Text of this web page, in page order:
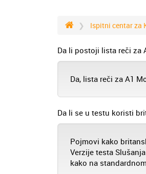
Ispitni centar za
Da li postoji lista reči za
Da, lista reči za A1
Da li se u testu koristi
Pojmovi kako
Verzije testa
kako na